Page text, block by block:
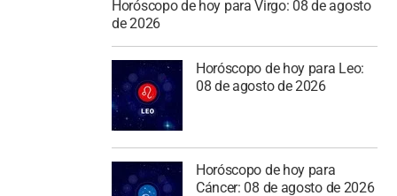
Horóscopo de hoy para Virgo: 08 de agosto
de 2026
Horóscopo de hoy para Leo:
08 de agosto de 2026
Horóscopo de hoy para
Cáncer: 08 de agosto de 2026